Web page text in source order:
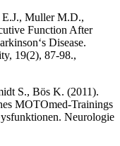
Muller M.D.,
Function After
Disease.
19(2), 87-98.,
S., Bös K. (2011).
MOTOmed-Trainings
Neurologie